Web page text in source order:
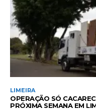
LIMEIRA
OPERAÇÃO SÓ
PRÓXIMA SEMANA EM